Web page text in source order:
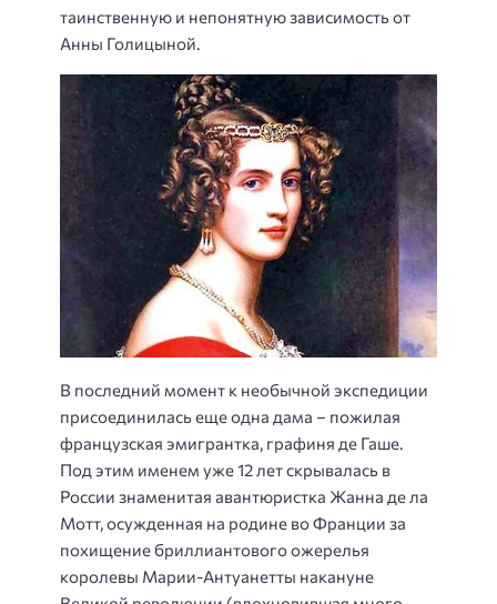
таинственную и непонятную зависимость от
Анны Голицыной.
В последний момент к необычной экспедиции
присоединилась еще одна дама – пожилая
французская эмигрантка, графиня де Гаше.
Под этим именем уже 12 лет скрывалась в
России знаменитая авантюристка Жанна де ла
Мотт, осужденная на родине во Франции за
похищение бриллиантового ожерелья
королевы Марии-Антуанетты накануне